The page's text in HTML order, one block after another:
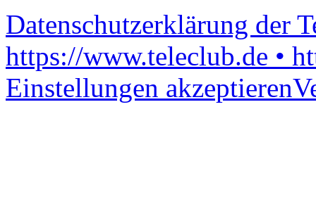
Datenschutzerklärung der
https://www.teleclub.de •
Einstellungen akzeptieren